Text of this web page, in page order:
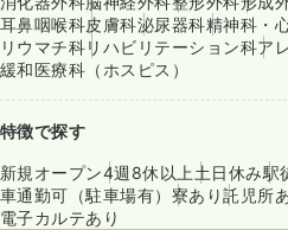
耳鼻咽喉科皮膚科泌尿器科精神科・
リウマチ科リハビリテーション科ア
緩和医療科（ホスピス）
特徴で探す
新規オープン4週8休以上 土日休み駅
車通勤可（駐車場有） 寮あり託児所
電子カルテあり